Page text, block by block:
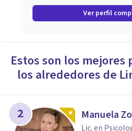
Ver perfil
Estos son los mejores
los alrededores de
2 Manuela
Lic. en